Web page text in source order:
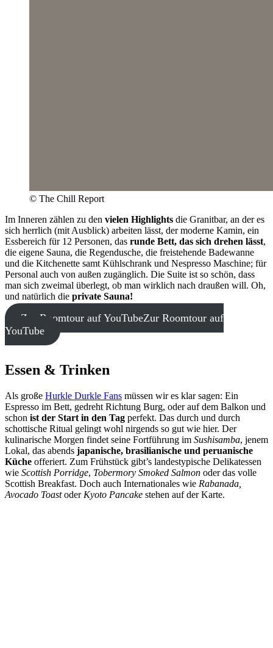
© The Chill Report
Im Inneren zählen zu den vielen Highlights die Granitbar, an der es
sich herrlich (mit Ausblick) arbeiten lässt, der moderne Kamin, ein
Essbereich für 12 Personen, das runde Bett, das sich drehen lässt,
die eigene Sauna, die Regendusche, die freistehende Badewanne
und die Kitchenette samt Kühlschrank und Nespresso Maschine; für
Personal auch von außen zugänglich. Die Suite ist so schön, dass
man sich zweimal überlegt, ob man wirklich nach draußen will. Oh,
und natürlich die private Sauna!
Zur Roomtour auf YouTubeZur Roomtour auf
YouTube
Essen & Trinken
Als große Hurkle Durkle Fans müssen wir es klar sagen: Ein
Espresso im Bett, gedreht Richtung Burg, oder auf dem Balkon und
schon ist der Start in den Tag perfekt. Das durch und durch
schottische Ritual gelingt wohl nirgends so gut wie hier. Der
kulinarische Morgen findet seine Fortführung im Sushisamba, jenem
Lokal, das abends japanische, brasilianische und peruanische
Küche offeriert. Zum Frühstück gibt’s landestypische Delikatessen
wie Scottish Porridge, Tobermory Smoked Salmon oder das volle
Scottish Breakfast. Doch auch Internationales wie Rabanada,
Avocado Toastoder Kyoto Pancake stehen auf der Karte.